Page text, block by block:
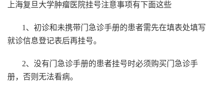
上海复旦大学肿瘤医院挂号注意事项有下面这些
1、初诊和未携带门急诊手册的患者需先在填表处填写
就诊信息登记表后再挂号。
2、没有门急诊手册的患者挂号时必须购买门急诊手
册，否则无法看病。